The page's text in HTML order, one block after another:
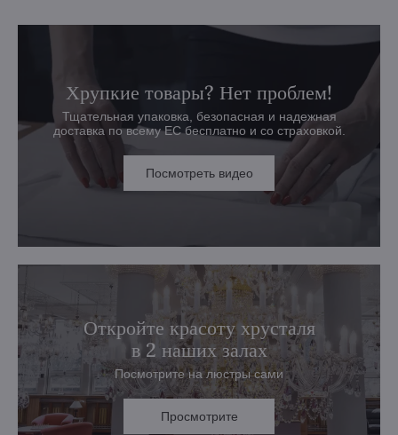
Хрупкие товары? Нет проблем!
Тщательная упаковка, безопасная и надежная
доставка по всему ЕС бесплатно и со страховкой.
Посмотреть видео
Откройте красоту хрусталя
в 2 наших залах
Посмотрите на люстры сами
Просмотрите